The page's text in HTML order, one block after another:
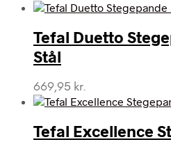
Tefal Duetto
Stål
669,95 kr.
Tefal Excellence